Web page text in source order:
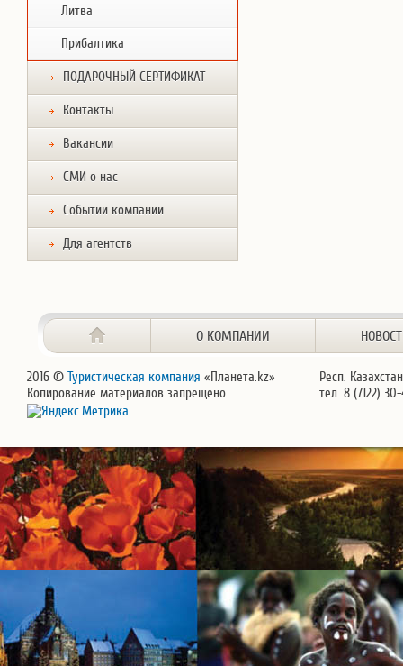
Литва
Прибалтика
ПОДАРОЧНЫЙ СЕРТИФИКАТ
Контакты
Вакансии
СМИ о нас
Событии компании
Для агентств
О КОМПАНИИ
2016 © Туристическая компания «Планета.kz»
Копирование материалов запрещено
Респ.
тел. 8 (7122)